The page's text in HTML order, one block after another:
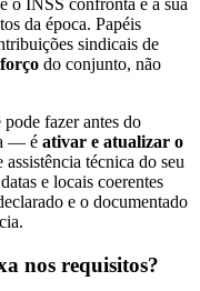
o INSS confronta é a sua
da época. Papéis
sindicais de
do conjunto, não
fazer antes do
— é ativar e atualizar o
técnica do seu
e locais coerentes
e o documentado
nos requisitos?